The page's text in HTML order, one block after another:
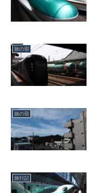
旅の宿
旅の宿
旅行記